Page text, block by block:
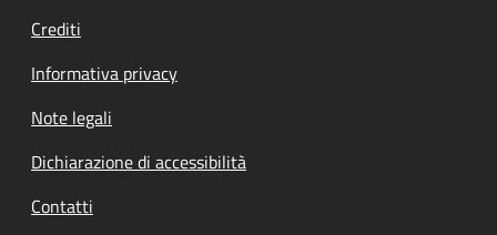
Crediti
Informativa privacy
Note legali
Dichiarazione di accessibilità
Contatti